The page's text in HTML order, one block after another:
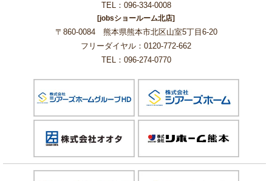
TEL：096-334-0008
[jobsショールーム北店]
〒860-0084 熊本県熊本市北区山室5丁目6-20
フリーダイヤル：0120-772-662
TEL：096-274-0770